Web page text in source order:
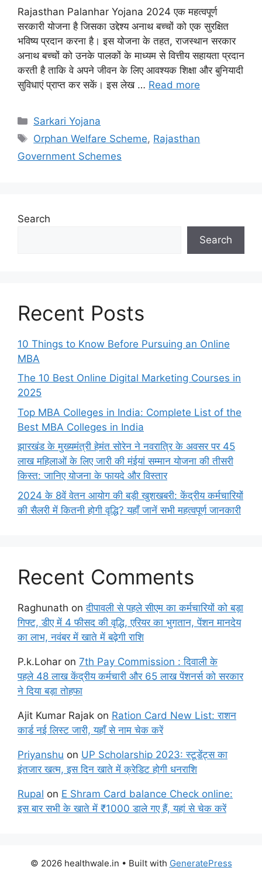
Rajasthan Palanhar Yojana 2024 एक महत्वपूर्ण
सरकारी योजना है जिसका उद्देश्य अनाथ बच्चों को एक सुरक्षित
भविष्य प्रदान करना है। इस योजना के तहत, राजस्थान सरकार
अनाथ बच्चों को उनके पालकों के माध्यम से वित्तीय सहायता प्रदान
करती है ताकि वे अपने जीवन के लिए आवश्यक शिक्षा और बुनियादी
सुविधाएं प्राप्त कर सकें। इस लेख … Read more
Categories
Sarkari Yojana
Tags
Orphan Welfare Scheme, Rajasthan
Government Schemes
Search
Search
Recent Posts
10 Things to Know Before Pursuing an Online
MBA
The 10 Best Online Digital Marketing Courses in
2025
Top MBA Colleges in India: Complete List of the
Best MBA Colleges in India
झारखंड के मुख्यमंत्री हेमंत सोरेन ने नवरात्रि के अवसर पर 45
लाख महिलाओं के लिए जारी की मंईयां सम्मान योजना की तीसरी
किस्त: जानिए योजना के फायदे और विस्तार
2024 के 8वें वेतन आयोग की बड़ी खुशखबरी: केंद्रीय कर्मचारियों
की सैलरी में कितनी होगी वृद्धि? यहाँ जानें सभी महत्वपूर्ण जानकारी
Recent Comments
Raghunath onदीपावली से पहले सीएम का कर्मचारियों को बड़ा
गिफ्ट, डीए में 4 फीसद की वृद्धि, एरियर का भुगतान, पेंशन मानदेय
का लाभ, नवंबर में खाते में बढ़ेगी राशि
P.k.Lohar on 7th Pay Commission : दिवाली के
पहले 48 लाख केंद्रीय कर्मचारी और 65 लाख पेंशनर्स को सरकार
ने दिया बड़ा तोहफा
Ajit Kumar Rajak on Ration Card New List: राशन
कार्ड नई लिस्ट जारी, यहाँ से नाम चेक करें
Priyanshu on UP Scholarship 2023: स्टूडेंट्स का
इंतजार खत्म, इस दिन खाते में क्रेडिट होगी धनराशि
Rupal on E Shram Card balance Check online:
इस बार सभी के खाते में ₹1000 डाले गए हैं, यहां से चेक करें
© 2026 healthwale.in • Built with GeneratePress